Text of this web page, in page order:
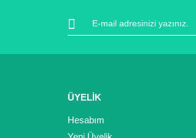
ÜYELİK
Hesabım